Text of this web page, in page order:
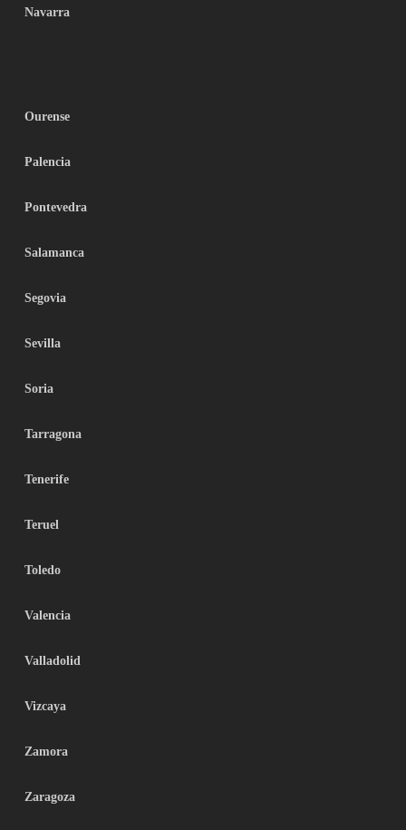
Navarra
Ourense
Palencia
Pontevedra
Salamanca
Segovia
Sevilla
Soria
Tarragona
Tenerife
Teruel
Toledo
Valencia
Valladolid
Vizcaya
Zamora
Zaragoza